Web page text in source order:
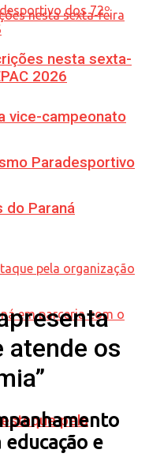
vice-campeonato
Paradesportivo
do Paraná
pela
nesta sexta-
2026
atende os
e